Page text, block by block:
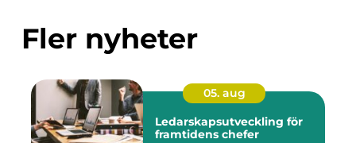
Fler nyheter
05. aug
Ledarskapsutveckling för
framtidens chefer